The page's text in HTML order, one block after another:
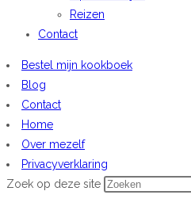
Reizen
Contact
Bestel mijn kookboek
Blog
Contact
Home
Over mezelf
Privacyverklaring
Zoek op deze site